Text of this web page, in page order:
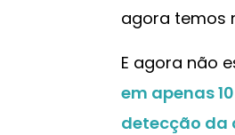
agora temos
E agora não
em apenas
detecção da